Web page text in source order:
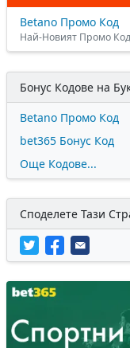
Betano Промо Код
Най-Новият Промо
Бонус Кодове на
Betano Промо Код
bet365 Бонус Код
Още Кодове...
Споделете Тази